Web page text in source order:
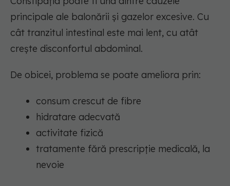
principale ale balonării și gazelor excesive. Cu
cât tranzitul intestinal este mai lent, cu atât
crește disconfortul abdominal.
De obicei, problema se poate ameliora prin:
consum crescut de fibre
hidratare adecvată
activitate fizică
tratamente fără prescripție medicală, la
nevoie